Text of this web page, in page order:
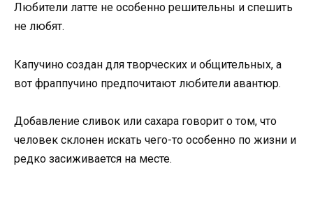
Любители латте не особенно решительны и спешить
не любят.
Капучино создан для творческих и общительных, а
вот фраппучино предпочитают любители авантюр.
Добавление сливок или сахара говорит о том, что
человек склонен искать чего-то особенно по жизни и
редко засиживается на месте.